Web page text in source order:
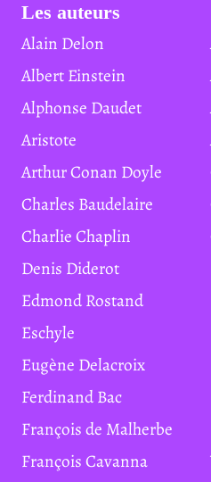
Les auteurs
Alain Delon
Albert Einstein
Alphonse Daudet
Aristote
Arthur Conan Doyle
Charles Baudelaire
Charlie Chaplin
Denis Diderot
Edmond Rostand
Eschyle
Eugène Delacroix
Ferdinand Bac
François de Malherbe
François Cavanna